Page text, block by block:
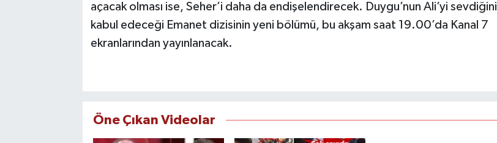
açacak olması ise, Seher’i daha da endişelendirecek. Duygu’nun Ali’yi sevdiğini
kabul edeceği Emanet dizisinin yeni bölümü, bu akşam saat 19.00’da Kanal 7
ekranlarından yayınlanacak.
Öne Çıkan Videolar